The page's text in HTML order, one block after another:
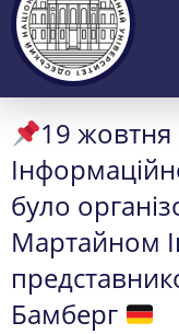
19 жовтня
було
Мартайном
Бамберг